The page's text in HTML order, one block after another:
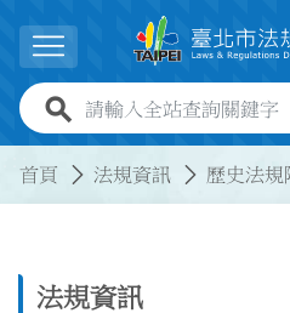
展開選單
全站查詢關鍵字欄位
首頁 法規資訊 歷史法規
法規資訊